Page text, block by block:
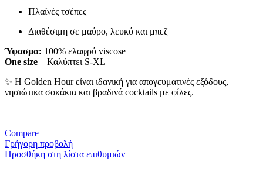
Πλαϊνές τσέπες
Διαθέσιμη σε μαύρο, λευκό και μπεζ
Ύφασμα: 100% ελαφρύ viscose
One size – Καλύπτει S-XL
✨ Η Golden Hour είναι ιδανική για απογευματινές εξόδους,
νησιώτικα σοκάκια και βραδινά cocktails με φίλες.
Compare
Γρήγορη προβολή
Προσθήκη στη λίστα επιθυμιών